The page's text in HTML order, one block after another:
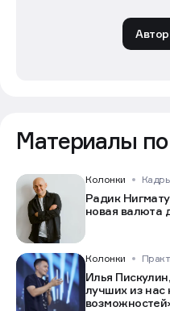
Материалы
Колонки
Радик
новая валюта
Колонки
Илья
лучших из нас